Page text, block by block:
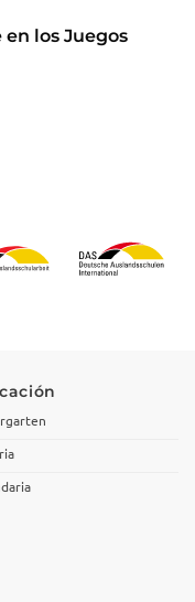
los Juegos